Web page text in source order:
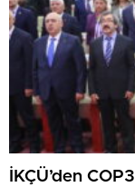
İKÇÜ’den